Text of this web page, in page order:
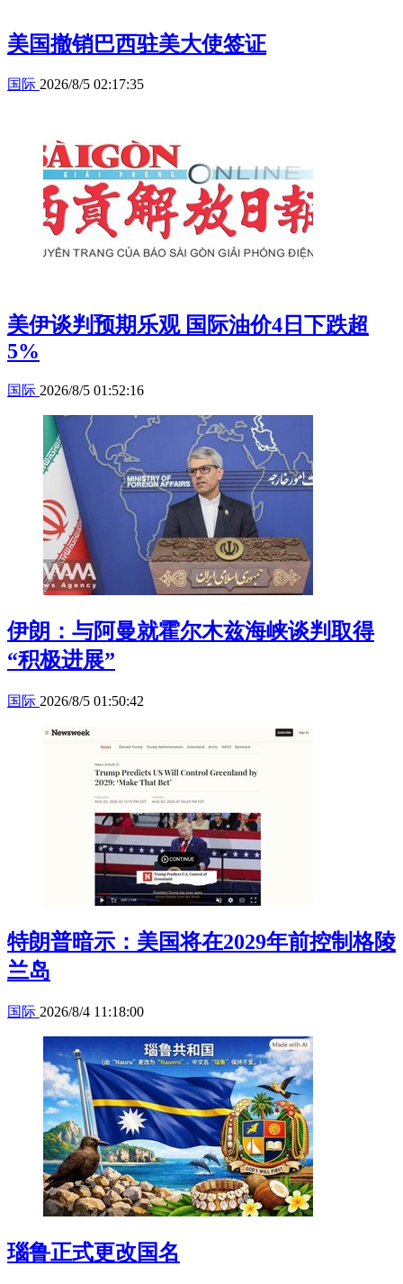
美国撤销巴西驻美大使签证
国际 2026/8/5 02:17:35
美伊谈判预期乐观 国际油价4日下跌超
5%
国际 2026/8/5 01:52:16
伊朗：与阿曼就霍尔木兹海峡谈判取得
“积极进展”
国际 2026/8/5 01:50:42
特朗普暗示：美国将在2029年前控制格陵
兰岛
国际 2026/8/4 11:18:00
瑙鲁正式更改国名